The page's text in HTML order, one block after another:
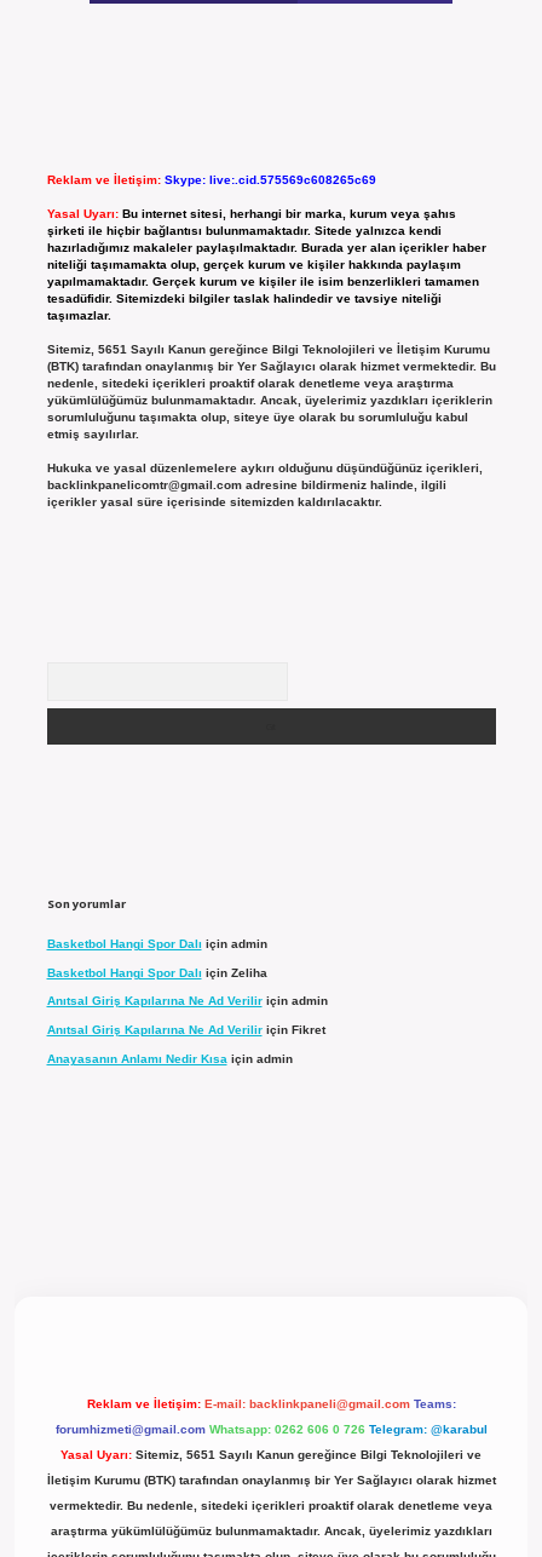
Reklam ve İletişim: Skype: live:.cid.575569c608265c69
Yasal Uyarı: Bu internet sitesi, herhangi bir marka, kurum veya şahıs
şirketi ile hiçbir bağlantısı bulunmamaktadır. Sitede yalnızca kendi
hazırladığımız makaleler paylaşılmaktadır. Burada yer alan içerikler haber
niteliği taşımamakta olup, gerçek kurum ve kişiler hakkında paylaşım
yapılmamaktadır. Gerçek kurum ve kişiler ile isim benzerlikleri tamamen
tesadüfidir. Sitemizdeki bilgiler taslak halindedir ve tavsiye niteliği
taşımazlar.
Sitemiz, 5651 Sayılı Kanun gereğince Bilgi Teknolojileri ve İletişim Kurumu
(BTK) tarafından onaylanmış bir Yer Sağlayıcı olarak hizmet vermektedir. Bu
nedenle, sitedeki içerikleri proaktif olarak denetleme veya araştırma
yükümlülüğümüz bulunmamaktadır. Ancak, üyelerimiz yazdıkları içeriklerin
sorumluluğunu taşımakta olup, siteye üye olarak bu sorumluluğu kabul
etmiş sayılırlar.
Hukuka ve yasal düzenlemelere aykırı olduğunu düşündüğünüz içerikleri,
backlinkpanelicomtr@gmail.comadresine bildirmeniz halinde, ilgili
içerikler yasal süre içerisinde sitemizden kaldırılacaktır.
Son yorumlar
Basketbol Hangi Spor Dalı için admin
Basketbol Hangi Spor Dalı için Zeliha
Anıtsal Giriş Kapılarına Ne Ad Veriliriçin admin
Anıtsal Giriş Kapılarına Ne Ad Veriliriçin Fikret
Anayasanın Anlamı Nedir Kısa için admin
Reklam ve İletişim: E-mail: backlinkpaneli@gmail.com Teams:
forumhizmeti@gmail.com Whatsapp: 0262 606 0 726 Telegram: @karabul
Yasal Uyarı: Sitemiz, 5651 Sayılı Kanun gereğince Bilgi Teknolojileri ve
İletişim Kurumu (BTK) tarafından onaylanmış bir Yer Sağlayıcı olarak hizmet
vermektedir. Bu nedenle, sitedeki içerikleri proaktif olarak denetleme veya
araştırma yükümlülüğümüz bulunmamaktadır. Ancak, üyelerimiz yazdıkları